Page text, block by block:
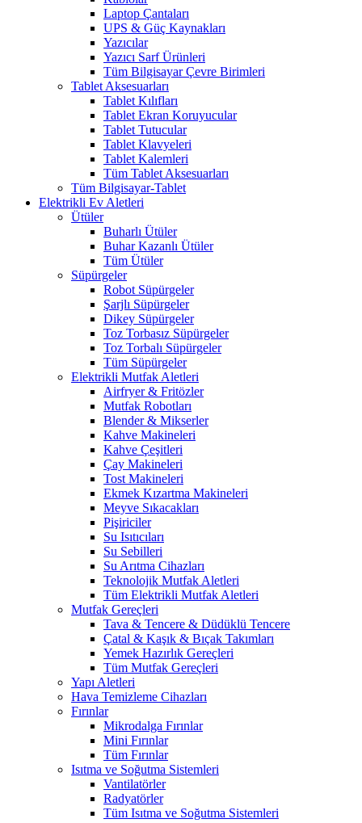
Laptop Çantaları
UPS & Güç Kaynakları
Yazıcılar
Yazıcı Sarf Ürünleri
Tüm Bilgisayar Çevre Birimleri
Tablet Aksesuarları
Tablet Kılıfları
Tablet Ekran Koruyucular
Tablet Tutucular
Tablet Klavyeleri
Tablet Kalemleri
Tüm Tablet Aksesuarları
Tüm Bilgisayar-Tablet
Elektrikli Ev Aletleri
Ütüler
Buharlı Ütüler
Buhar Kazanlı Ütüler
Tüm Ütüler
Süpürgeler
Robot Süpürgeler
Şarjlı Süpürgeler
Dikey Süpürgeler
Toz Torbasız Süpürgeler
Toz Torbalı Süpürgeler
Tüm Süpürgeler
Elektrikli Mutfak Aletleri
Airfryer & Fritözler
Mutfak Robotları
Blender & Mikserler
Kahve Makineleri
Kahve Çeşitleri
Çay Makineleri
Tost Makineleri
Ekmek Kızartma Makineleri
Meyve Sıkacakları
Pişiriciler
Su Isıtıcıları
Su Sebilleri
Su Arıtma Cihazları
Teknolojik Mutfak Aletleri
Tüm Elektrikli Mutfak Aletleri
Mutfak Gereçleri
Tava & Tencere & Düdüklü Tencere
Çatal & Kaşık & Bıçak Takımları
Yemek Hazırlık Gereçleri
Tüm Mutfak Gereçleri
Yapı Aletleri
Hava Temizleme Cihazları
Fırınlar
Mikrodalga Fırınlar
Mini Fırınlar
Tüm Fırınlar
Isıtma ve Soğutma Sistemleri
Vantilatörler
Radyatörler
Tüm Isıtma ve Soğutma Sistemleri